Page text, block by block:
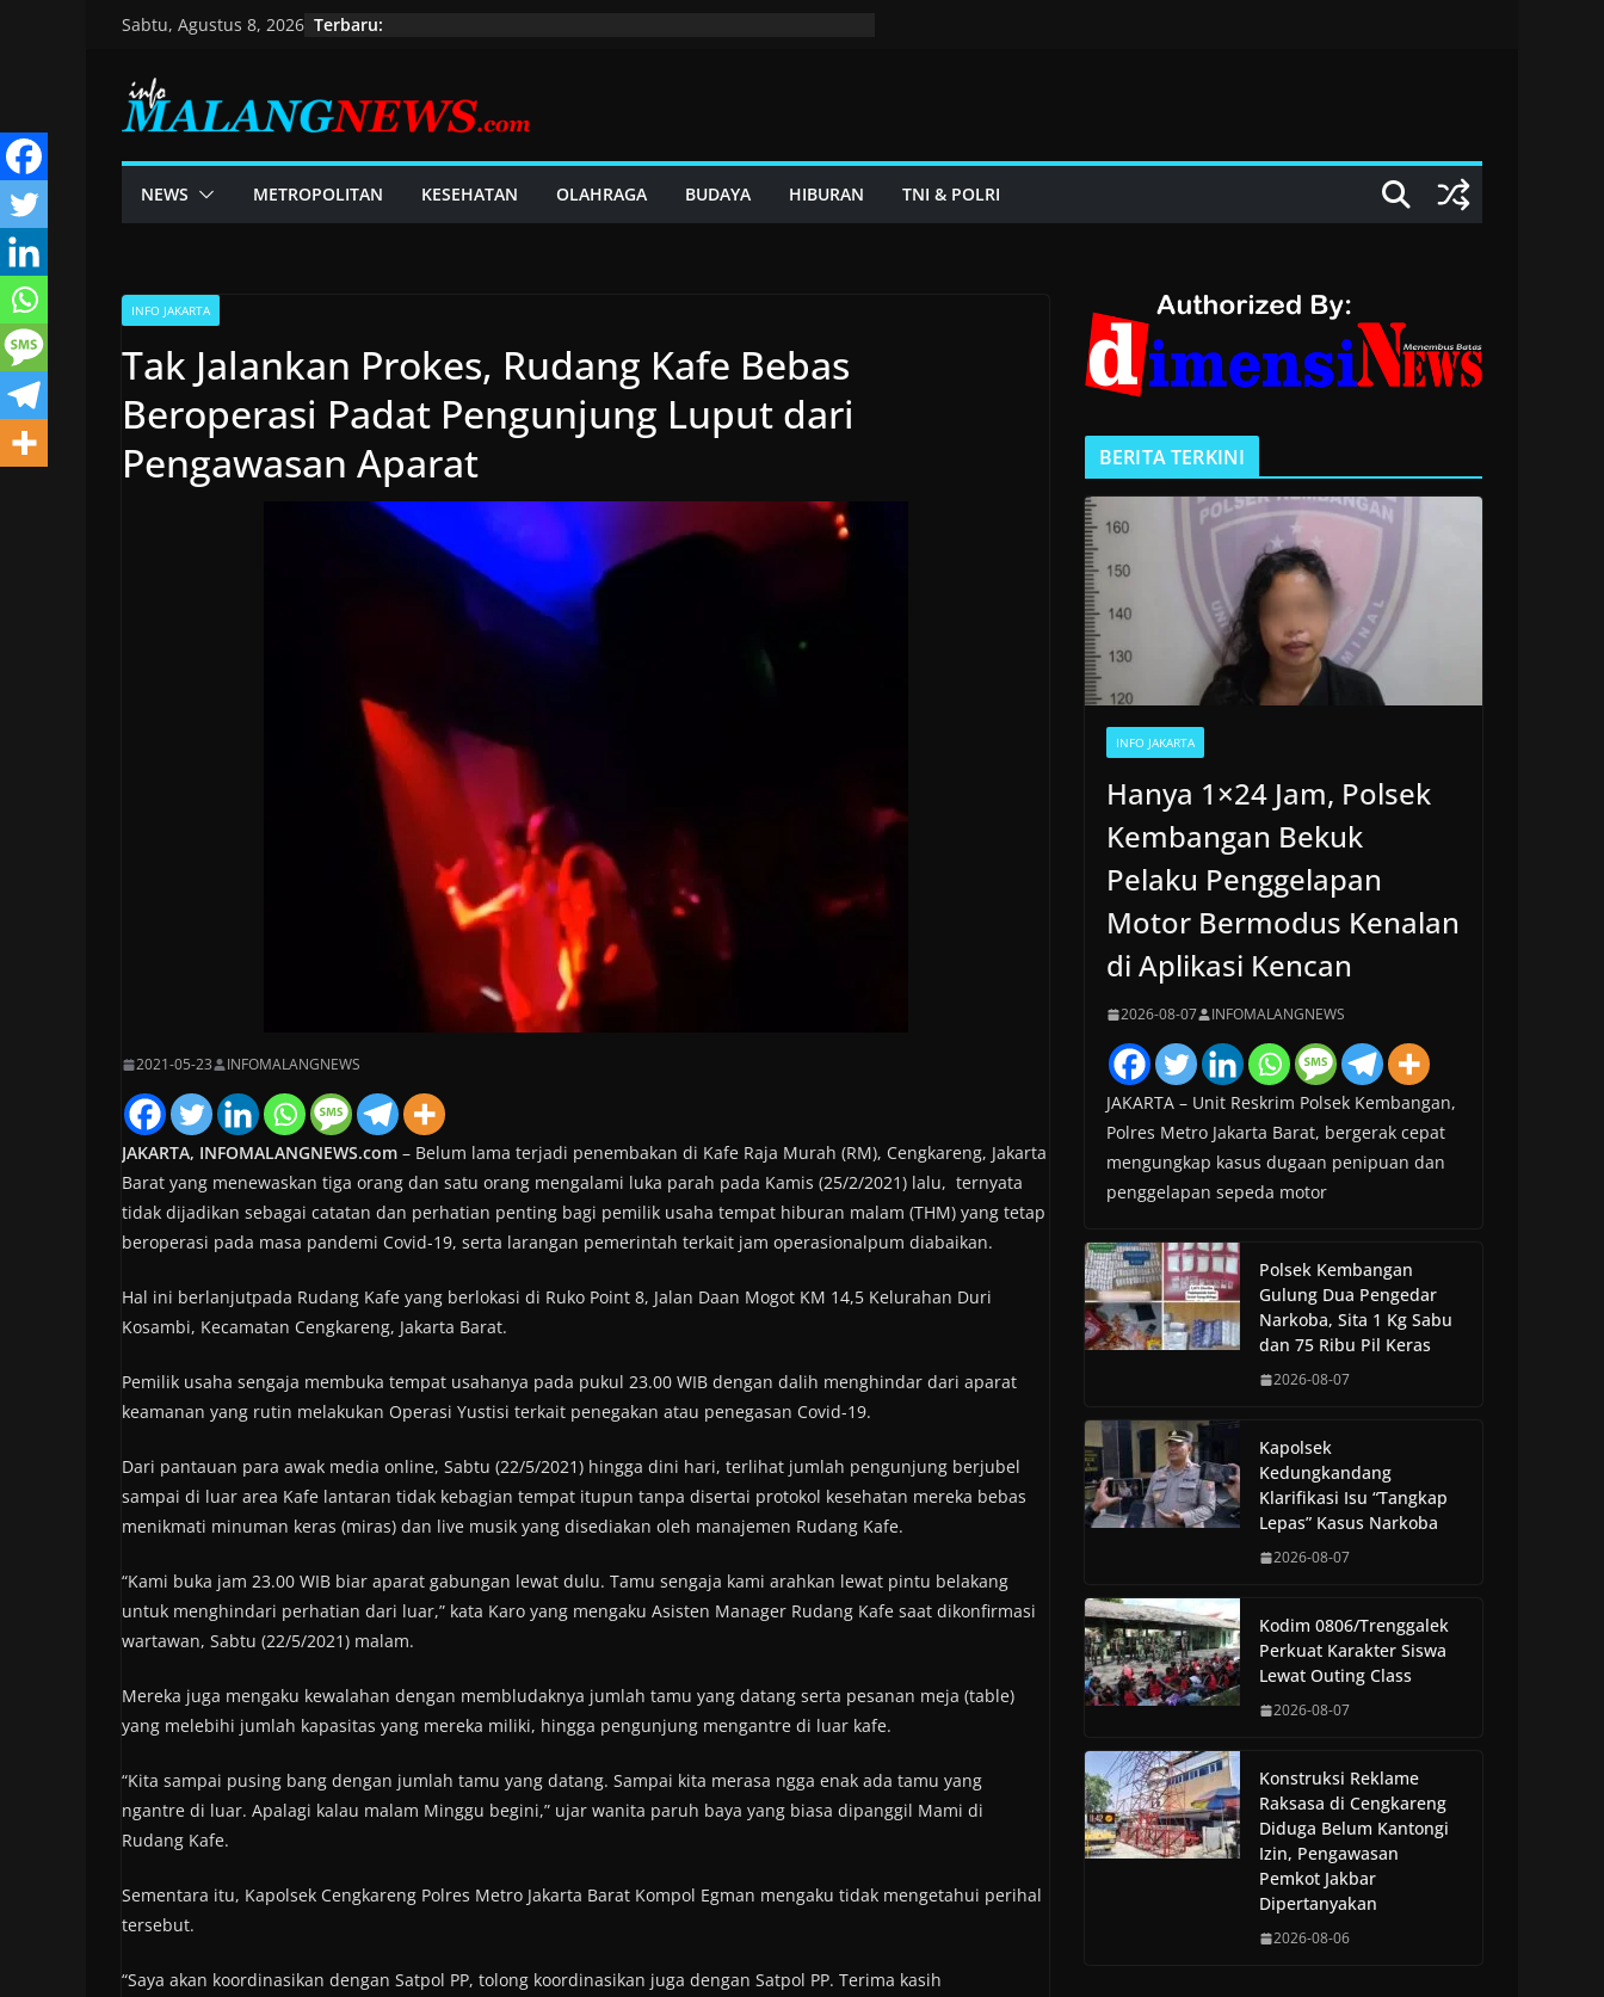
content
Sabtu, Agustus 8, 2026 Terbaru:
NEWS METROPOLITAN KESEHATAN OLAHRAGA BUDAYA HIBURAN TNI & POLRI
INFO JAKARTA
Tak Jalankan Prokes, Rudang Kafe Bebas
Beroperasi Padat Pengunjung Luput dari
Pengawasan Aparat
2021-05-23 INFOMALANGNEWS
JAKARTA, INFOMALANGNEWS.com – Belum lama terjadi penembakan di Kafe Raja Murah (RM), Cengkareng, Jakarta
Barat yang menewaskan tiga orang dan satu orang mengalami luka parah pada Kamis (25/2/2021) lalu, ternyata
tidak dijadikan sebagai catatan dan perhatian penting bagi pemilik usaha tempat hiburan malam (THM) yang tetap
beroperasi pada masa pandemi Covid-19, serta larangan pemerintah terkait jam operasionalpum diabaikan.
Hal ini berlanjutpada Rudang Kafe yang berlokasi di Ruko Point 8, Jalan Daan Mogot KM 14,5 Kelurahan Duri
Kosambi, Kecamatan Cengkareng, Jakarta Barat.
Pemilik usaha sengaja membuka tempat usahanya pada pukul 23.00 WIB dengan dalih menghindar dari aparat
keamanan yang rutin melakukan Operasi Yustisi terkait penegakan atau penegasan Covid-19.
Dari pantauan para awak media online, Sabtu (22/5/2021) hingga dini hari, terlihat jumlah pengunjung berjubel
sampai di luar area Kafe lantaran tidak kebagian tempat itupun tanpa disertai protokol kesehatan mereka bebas
menikmati minuman keras (miras) dan live musik yang disediakan oleh manajemen Rudang Kafe.
“Kami buka jam 23.00 WIB biar aparat gabungan lewat dulu. Tamu sengaja kami arahkan lewat pintu belakang
untuk menghindari perhatian dari luar,” kata Karo yang mengaku Asisten Manager Rudang Kafe saat dikonfirmasi
wartawan, Sabtu (22/5/2021) malam.
Mereka juga mengaku kewalahan dengan membludaknya jumlah tamu yang datang serta pesanan meja (table)
yang melebihi jumlah kapasitas yang mereka miliki, hingga pengunjung mengantre di luar kafe.
“Kita sampai pusing bang dengan jumlah tamu yang datang. Sampai kita merasa ngga enak ada tamu yang
ngantre di luar. Apalagi kalau malam Minggu begini,” ujar wanita paruh baya yang biasa dipanggil Mami di
Rudang Kafe.
Sementara itu, Kapolsek Cengkareng Polres Metro Jakarta Barat Kompol Egman mengaku tidak mengetahui perihal
tersebut.
“Saya akan koordinasikan dengan Satpol PP, tolong koordinasikan juga dengan Satpol PP. Terima kasih
BERITA TERKINI
INFO JAKARTA
Hanya 1×24 Jam, Polsek
Kembangan Bekuk
Pelaku Penggelapan
Motor Bermodus Kenalan
di Aplikasi Kencan
2026-08-07 INFOMALANGNEWS
JAKARTA – Unit Reskrim Polsek Kembangan,
Polres Metro Jakarta Barat, bergerak cepat
mengungkap kasus dugaan penipuan dan
penggelapan sepeda motor
Polsek Kembangan
Gulung Dua Pengedar
Narkoba, Sita 1 Kg Sabu
dan 75 Ribu Pil Keras
2026-08-07
Kapolsek
Kedungkandang
Klarifikasi Isu “Tangkap
Lepas” Kasus Narkoba
2026-08-07
Kodim 0806/Trenggalek
Perkuat Karakter Siswa
Lewat Outing Class
2026-08-07
Konstruksi Reklame
Raksasa di Cengkareng
Diduga Belum Kantongi
Izin, Pengawasan
Pemkot Jakbar
Dipertanyakan
2026-08-06